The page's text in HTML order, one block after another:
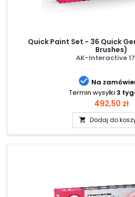
Quick Paint Set - 36 Quick
Brushes)
AK-Interactive
 Na
Termin wysyłki 3
Cena
492,50 zł
 Dodaj do